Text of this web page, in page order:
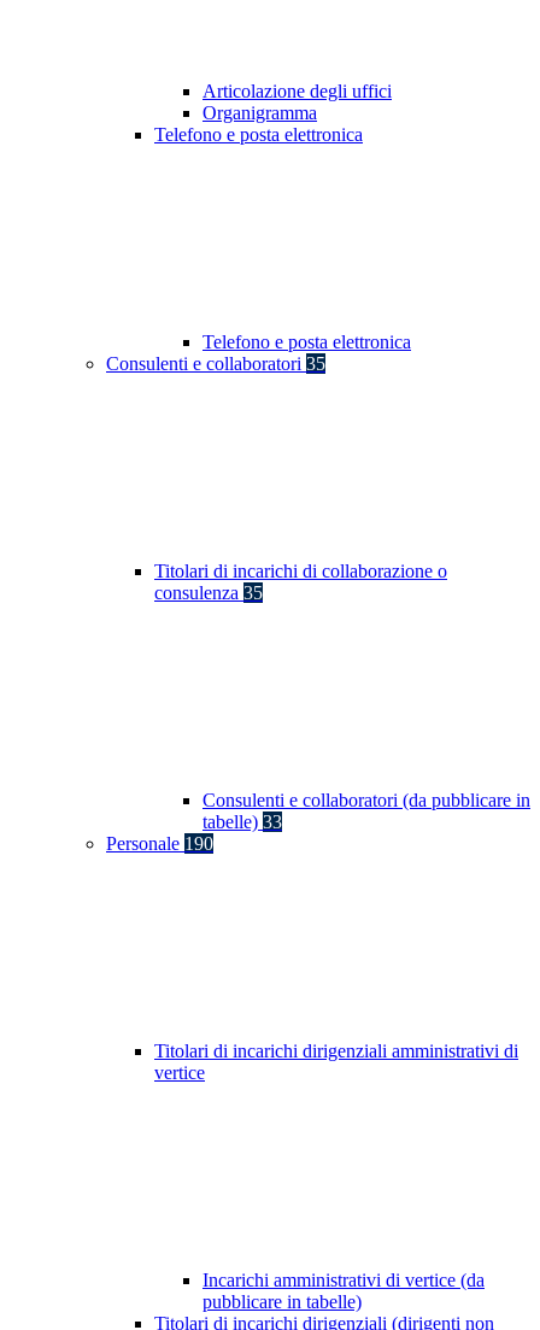
Articolazione degli uffici
Organigramma
Telefono e posta elettronica
Telefono e posta elettronica
Consulenti e collaboratori 35
Titolari di incarichi di collaborazione o
consulenza 35
Consulenti e collaboratori (da pubblicare in
tabelle) 33
Personale 190
Titolari di incarichi dirigenziali amministrativi di
vertice
Incarichi amministrativi di vertice (da
pubblicare in tabelle)
Titolari di incarichi dirigenziali (dirigenti non